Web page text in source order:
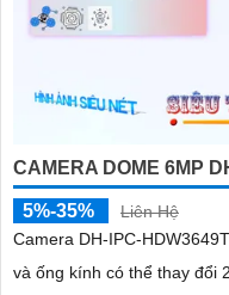
CAMERA DOME 6MP
5%-35%
Liên Hệ
Camera DH-IPC-
và ống kính có thể thay đổi